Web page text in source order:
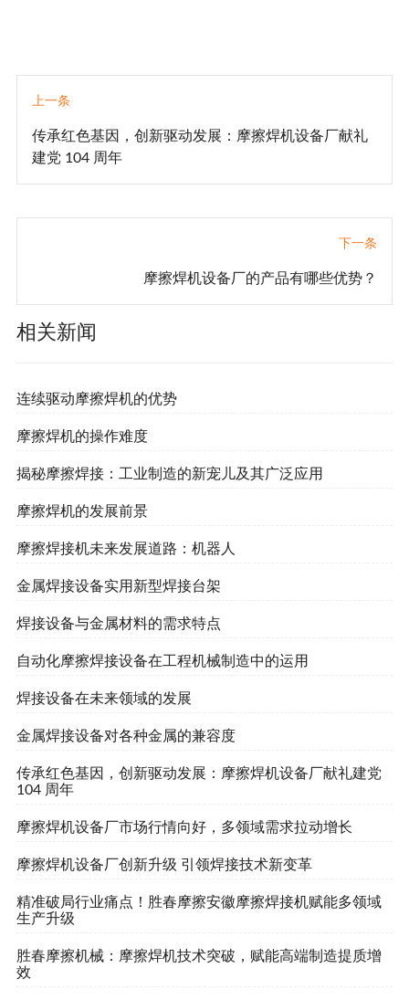
上一条
传承红色基因，创新驱动发展：摩擦焊机设备厂献礼
建党 104 周年​
下一条
摩擦焊机设备厂的产品有哪些优势？
相关新闻
连续驱动摩擦焊机的优势
摩擦焊机的操作难度
揭秘摩擦焊接：工业制造的新宠儿及其广泛应用
摩擦焊机的发展前景
摩擦焊接机未来发展道路：机器人
金属焊接设备实用新型焊接台架
焊接设备与金属材料的需求特点
自动化摩擦焊接设备在工程机械制造中的运用
焊接设备在未来领域的发展
金属焊接设备对各种金属的兼容度
传承红色基因，创新驱动发展：摩擦焊机设备厂献礼建党
104 周年​
摩擦焊机设备厂市场行情向好，多领域需求拉动增长
摩擦焊机设备厂创新升级 引领焊接技术新变革
精准破局行业痛点！胜春摩擦安徽摩擦焊接机赋能多领域
生产升级
胜春摩擦机械：摩擦焊机技术突破，赋能高端制造提质增
效